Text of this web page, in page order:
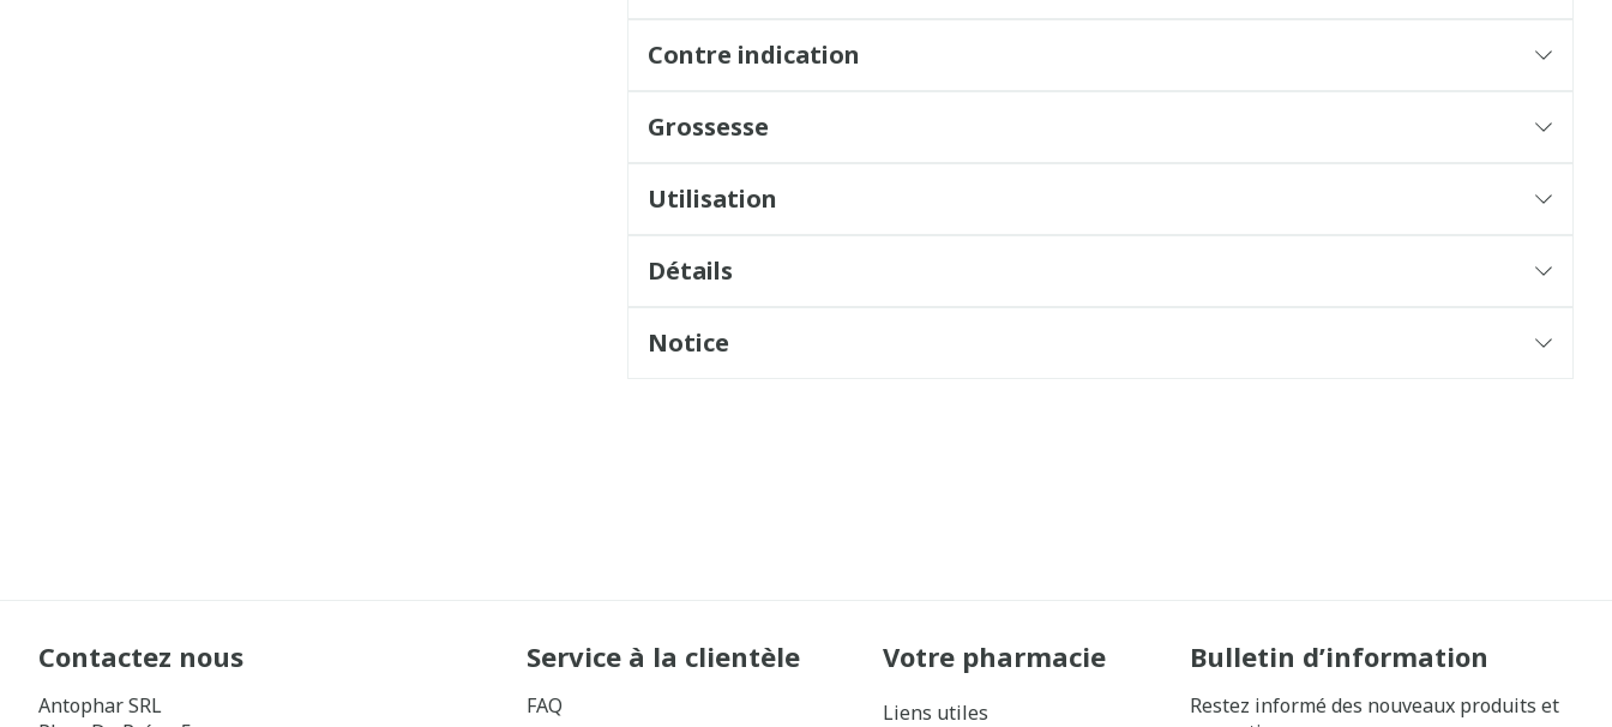
Contre indication
Grossesse
Utilisation
Détails
Notice
Contactez nous
Antophar SRL
Service à la clientèle
FAQ
Votre pharmacie
Liens utiles
Bulletin d’information
Restez informé des nouveaux produits et